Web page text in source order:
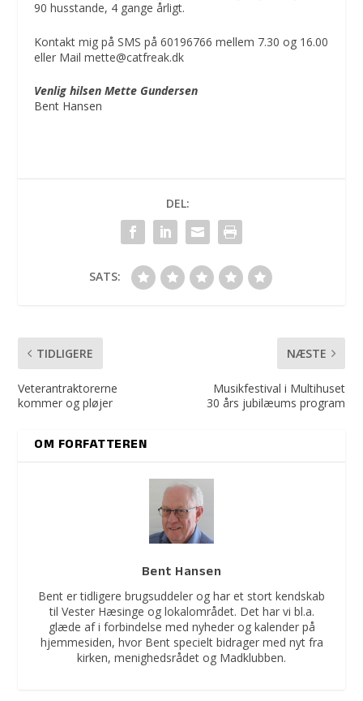
90 husstande, 4 gange årligt.
Kontakt mig på SMS på 60196766 mellem 7.30 og 16.00
eller Mail mette@catfreak.dk
Venlig hilsen Mette Gundersen
Bent Hansen
DEL:
SATS:
TIDLIGERE
Veterantraktorerne
kommer og pløjer
NÆSTE
Musikfestival i Multihuset
30 års jubilæums program
OM FORFATTEREN
Bent Hansen
Bent er tidligere brugsuddeler og har et stort kendskab
til Vester Hæsinge og lokalområdet. Det har vi bl.a.
glæde af i forbindelse med nyheder og kalender på
hjemmesiden, hvor Bent specielt bidrager med nyt fra
kirken, menighedsrådet og Madklubben.